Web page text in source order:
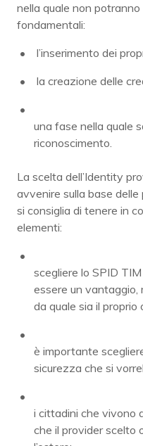
nella quale non
fondamentali:
l’inserimento dei
la creazione delle
una fase nella quale
riconoscimento.
La scelta dell’Identity
avvenire sulla base
si consiglia di tenere in
elementi:
scegliere lo SPID
essere un vantaggio,
da quale sia il
è importante
sicurezza che si
i cittadini che vivono
che il provider scelto